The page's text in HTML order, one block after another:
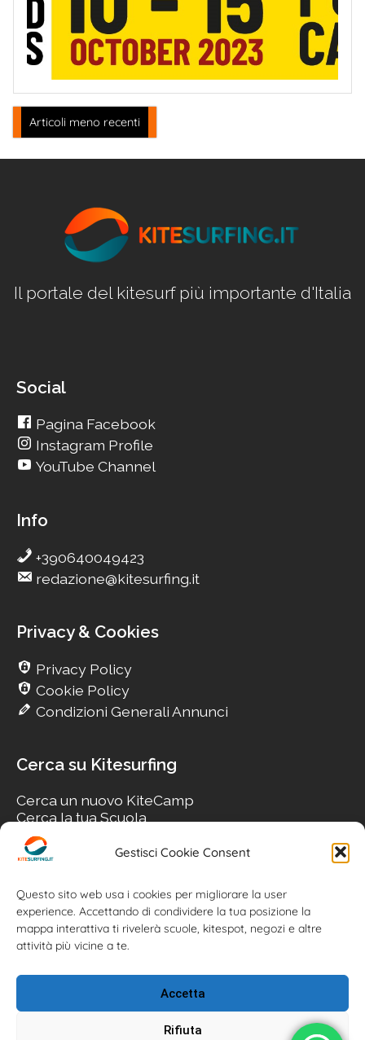
Gestisci Cookie Consent
Questo sito web usa i cookies per migliorare la user
experience. Accettando di condividere la tua posizione la
mappa interattiva ti rivelerà scuole, kitespot, negozi e altre
attività più vicine a te.
Accetta
Rifiuta
Navigazione
articoli
Articoli meno recenti
Il portale del kitesurf più importante d'Italia
Social
Pagina Facebook
Instagram Profile
YouTube Channel
Info
+390640049423
redazione@kitesurfing.it
Privacy & Cookies
Privacy Policy
Cookie Policy
Condizioni Generali Annunci
Cerca su Kitesurfing
Cerca un nuovo KiteCamp
Cerca la tua Scuola
Cerca il tuo KiteSpot
Cerca Accommodation
Cerca il tuo Usato